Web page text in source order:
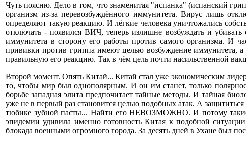
Чуть поясню. Дело в том, что знаменитая "испанка" (испанский
организм из-за перевозбуждённого иммунитета. Вирус лишь
определяют такую реакцию. И лёгкие человека уничтожались
отключать - появился ВИЧ, теперь излишне возбуждать и
иммунитета в сторону его работы против самого организма. И
прививки против гриппа имеют целью возбуждение иммунитета,
правильную его реакцию. Так в чём цель почти насильственной
Второй момент. Опять Китай... Китай стал уже экономическим
то, чтобы мир был однополярным. И он им станет, только
борьбе западная элита предпочитает тайные методы. И тайная
уже не в первый раз становится целью подобных атак. А
тюбике зубной пасты... Найти его НЕВОЗМОЖНО. И потому такие
эпидемии удивила именно готовность Китая к подобной
блокада военными огромного города. За десять дней в Ухане был